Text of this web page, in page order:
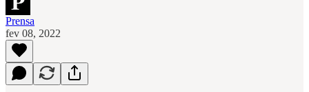
Prensa
fev 08, 2022